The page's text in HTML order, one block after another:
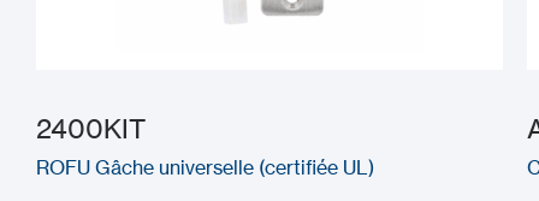
2400KIT
ROFU Gâche universelle (certifiée UL)